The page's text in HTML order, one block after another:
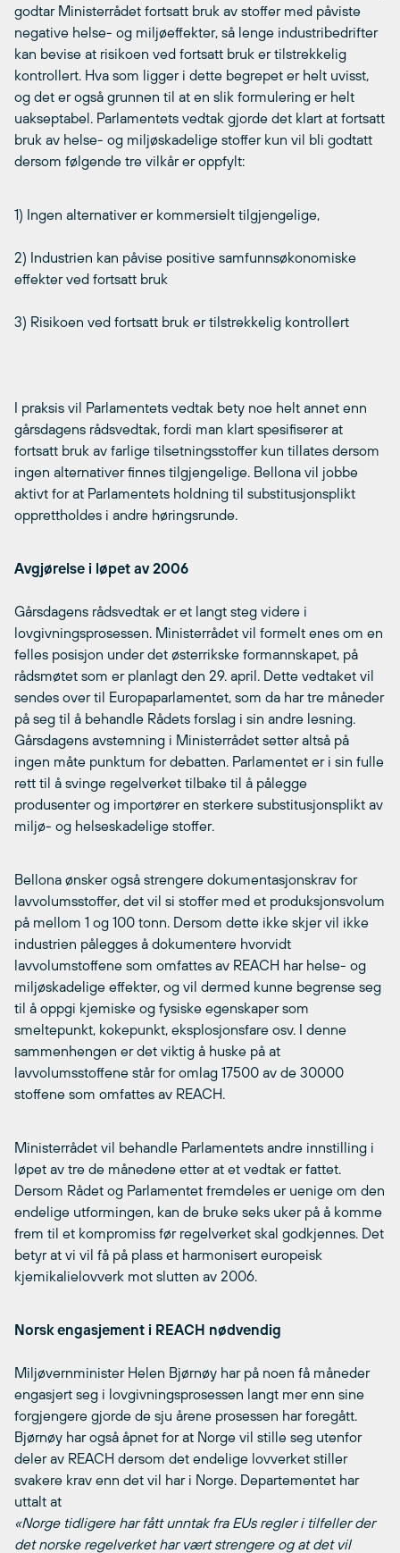
godtar Ministerrådet fortsatt bruk av stoffer med påviste
negative helse- og miljøeffekter, så lenge industribedrifter
kan bevise at risikoen ved fortsatt bruk er tilstrekkelig
kontrollert. Hva som ligger i dette begrepet er helt uvisst,
og det er også grunnen til at en slik formulering er helt
uakseptabel. Parlamentets vedtak gjorde det klart at fortsatt
bruk av helse- og miljøskadelige stoffer kun vil bli godtatt
dersom følgende tre vilkår er oppfylt:
1) Ingen alternativer er kommersielt tilgjengelige,
2) Industrien kan påvise positive samfunnsøkonomiske
effekter ved fortsatt bruk
3) Risikoen ved fortsatt bruk er tilstrekkelig kontrollert
I praksis vil Parlamentets vedtak bety noe helt annet enn
gårsdagens rådsvedtak, fordi man klart spesifiserer at
fortsatt bruk av farlige tilsetningsstoffer kun tillates dersom
ingen alternativer finnes tilgjengelige. Bellona vil jobbe
aktivt for at Parlamentets holdning til substitusjonsplikt
opprettholdes i andre høringsrunde.
Avgjørelse i løpet av 2006
Gårsdagens rådsvedtak er et langt steg videre i
lovgivningsprosessen. Ministerrådet vil formelt enes om en
felles posisjon under det østerrikske formannskapet, på
rådsmøtet som er planlagt den 29. april. Dette vedtaket vil
sendes over til Europaparlamentet, som da har tre måneder
på seg til å behandle Rådets forslag i sin andre lesning.
Gårsdagens avstemning i Ministerrådet setter altså på
ingen måte punktum for debatten. Parlamentet er i sin fulle
rett til å svinge regelverket tilbake til å pålegge
produsenter og importører en sterkere substitusjonsplikt av
miljø- og helseskadelige stoffer.
Bellona ønsker også strengere dokumentasjonskrav for
lavvolumsstoffer, det vil si stoffer med et produksjonsvolum
på mellom 1 og 100 tonn. Dersom dette ikke skjer vil ikke
industrien pålegges å dokumentere hvorvidt
lavvolumstoffene som omfattes av REACH har helse- og
miljøskadelige effekter, og vil dermed kunne begrense seg
til å oppgi kjemiske og fysiske egenskaper som
smeltepunkt, kokepunkt, eksplosjonsfare osv. I denne
sammenhengen er det viktig å huske på at
lavvolumsstoffene står for omlag 17500 av de 30000
stoffene som omfattes av REACH.
Ministerrådet vil behandle Parlamentets andre innstilling i
løpet av tre de månedene etter at et vedtak er fattet.
Dersom Rådet og Parlamentet fremdeles er uenige om den
endelige utformingen, kan de bruke seks uker på å komme
frem til et kompromiss før regelverket skal godkjennes. Det
betyr at vi vil få på plass et harmonisert europeisk
kjemikalielovverk mot slutten av 2006.
Norsk engasjement i REACH nødvendig
Miljøvernminister Helen Bjørnøy har på noen få måneder
engasjert seg i lovgivningsprosessen langt mer enn sine
forgjengere gjorde de sju årene prosessen har foregått.
Bjørnøy har også åpnet for at Norge vil stille seg utenfor
deler av REACH dersom det endelige lovverket stiller
svakere krav enn det vil har i Norge. Departementet har
uttalt at
«Norge tidligere har fått unntak fra EUs regler i tilfeller der
det norske regelverket har vært strengere og at det vil